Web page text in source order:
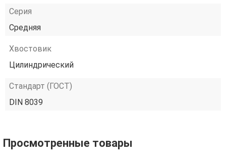
Серия
Средняя
Хвостовик
Цилиндрический
Стандарт (ГОСТ)
DIN 8039
Просмотренные товары